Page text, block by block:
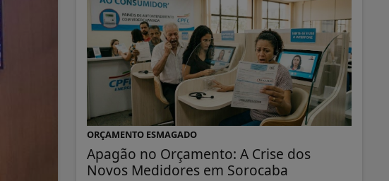
ORÇAMENTO ESMAGADO
Apagão no Orçamento: A Crise dos
Novos Medidores em Sorocaba